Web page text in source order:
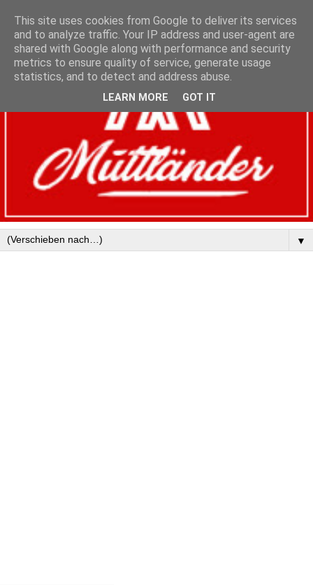
▼
This site uses cookies from Google to deliver its services
and to analyze traffic. Your IP address and user-agent are
shared with Google along with performance and security
metrics to ensure quality of service, generate usage
statistics, and to detect and address abuse.
LEARN MORE GOT IT